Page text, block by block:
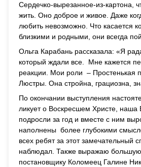
Сердечко-вырезанное-из-картона,
жить. Оно доброе и живое. Даже
любить невозможно. Что касается
близкими и родными, они всегда
Ольга Карабань рассказала: «Я
который ждали все. Мне кажется
реакции. Мои роли – Простенькая
Люстры. Она стройна, грациозна,
По окончании выступления
ликует о Воскресшем Христе, наша
подросли за год и вместе с ним
наполнены более глубокими
всех ребят за этот замечательный
наблюдал. Также выражаю
постановщику Коломеец Галине